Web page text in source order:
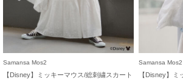
Samansa Mos2
【Disney】ミッキーマウス/総刺繍スカート
Samansa Mos2